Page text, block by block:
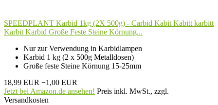
SPEEDPLANT Karbid 1kg (2X 500g) - Carbid Kabit Kabitt karbitt
Karbit Karbid Große Feste Steine Körnung...
Nur zur Verwendung in Karbidlampen
Karbid 1 kg (2 x 500g Metalldosen)
Große feste Steine Körnung 15-25mm
18,99 EUR −1,00 EUR
Jetzt bei Amazon.de ansehen! Preis inkl. MwSt., zzgl.
Versandkosten